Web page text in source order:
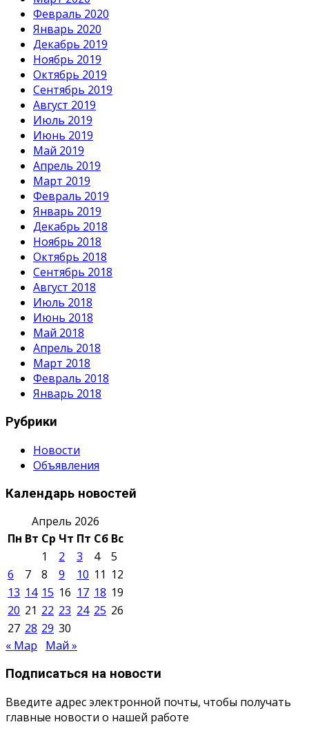
Февраль 2020
Январь 2020
Декабрь 2019
Ноябрь 2019
Октябрь 2019
Сентябрь 2019
Август 2019
Июль 2019
Июнь 2019
Май 2019
Апрель 2019
Март 2019
Февраль 2019
Январь 2019
Декабрь 2018
Ноябрь 2018
Октябрь 2018
Сентябрь 2018
Август 2018
Июль 2018
Июнь 2018
Май 2018
Апрель 2018
Март 2018
Февраль 2018
Январь 2018
Рубрики
Новости
Объявления
Календарь новостей
Апрель 2026
Пн Вт Ср Чт Пт Сб Вс
1
2 3 4
5
6
7 8 9 10 11 12
13 14 15 16 17 18 19
20 21 22 23 24 25 26
27 28 29 30
« Мар
Май »
Подписаться на новости
Введите адрес электронной почты, чтобы получать
главные новости о нашей работе